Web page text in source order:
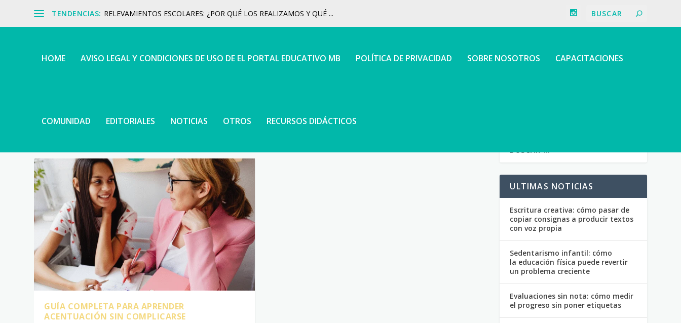
TENDENCIAS: RELEVAMIENTOS ESCOLARES: ¿POR QUÉ LOS REALIZAMOS Y QUÉ ...
HOME AVISO LEGAL Y CONDICIONES DE USO DE EL PORTAL EDUCATIVO MB POLÍTICA DE PRIVACIDAD SOBRE NOSOTROS CAPACITACIONES
COMUNIDAD EDITORIALES NOTICIAS OTROS RECURSOS DIDÁCTICOS
GUÍA COMPLETA PARA APRENDER
ACENTUACIÓN SIN COMPLICARSE
ULTIMAS NOTICIAS
Escritura creativa: cómo pasar de
copiar consignas a producir textos
con voz propia
Sedentarismo infantil: cómo
la educación física puede revertir
un problema creciente
Evaluaciones sin nota: cómo medir
el progreso sin poner etiquetas